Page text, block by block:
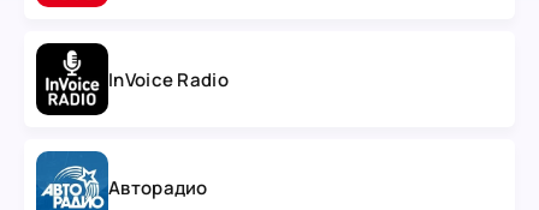
InVoice Radio
Авторадио